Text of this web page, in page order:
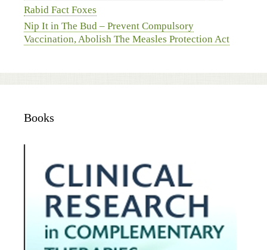
Rabid Fact Foxes
Nip It in The Bud – Prevent Compulsory
Vaccination, Abolish The Measles Protection Act
Books